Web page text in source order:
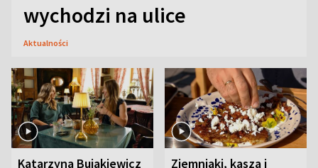
wychodzi na ulice
Aktualności
Katarzyna Bujakiewicz Ziemniaki, kasza i